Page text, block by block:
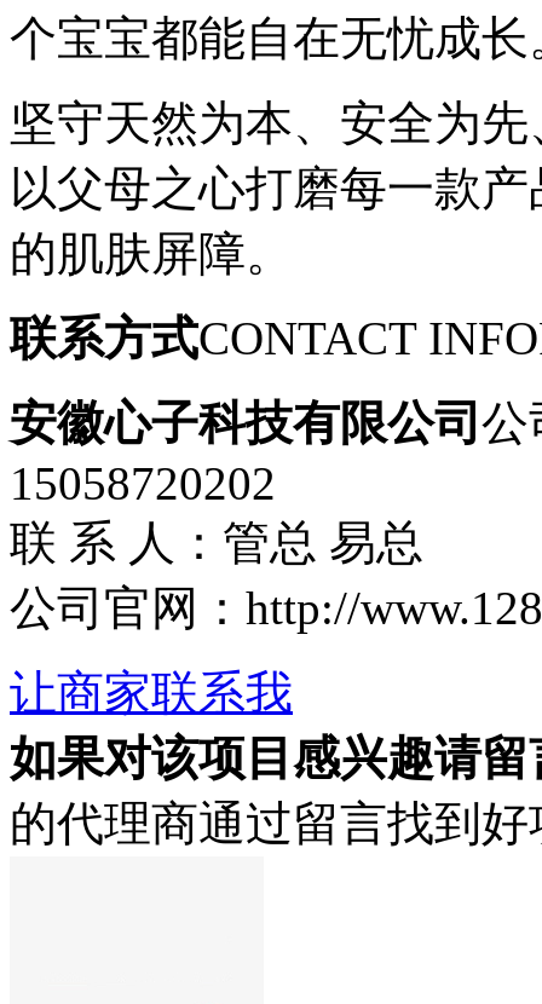
个宝宝都能自在无忧成长
坚守天然为本、安全为
以父母之心打磨每一款
的肌肤屏障。
联系方式CONTACT
安徽心子科技有限公司 公
15058720202
联 系 人：管总 易总
公司官网：http://
让商家联系我
如果对该项目感兴趣请留
的代理商通过留言找到